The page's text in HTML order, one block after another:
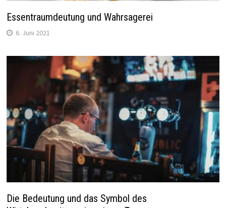
Essentraumdeutung und Wahrsagerei
6. Juni 2021
Die Bedeutung und das Symbol des